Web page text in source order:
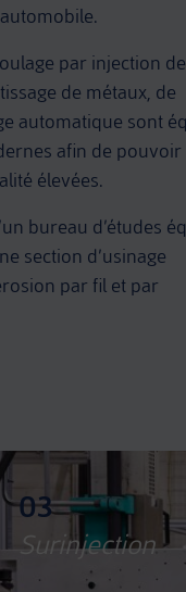
par injection de
de métaux, de
automatique sont
afin de
élevées.
bureau d’études
section d’usinage
par fil et par
03
Surinjection